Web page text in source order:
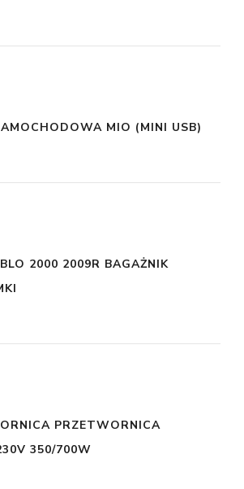
MIO (MINI USB)
2000 2009R BAGAŻNIK
PRZETWORNICA
350/700W